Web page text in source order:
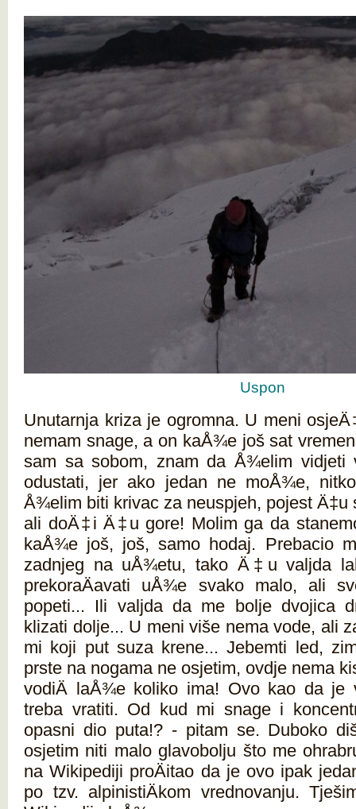
Uspon
Unutarnja kriza je ogromna. U meni
nemam snage, a on kaÅ¾e još sat
sam sa sobom, znam da Å¾elim vidjeti
odustati, jer ako jedan ne moÅ¾e,
Å¾elim biti krivac za neuspjeh, pojest Ä‡u
ali doÄ‡i Ä‡u gore! Molim ga da
kaÅ¾e još, još, samo hodaj. Prebacio
zadnjeg na uÅ¾etu, tako Ä‡u valjda
prekoraÄavati uÅ¾e svako malo, ali
popeti... Ili valjda da me bolje dvojica
klizati dolje... U meni više nema vode, ali
mi koji put suza krene... Jebemti led,
prste na nogama ne osjetim, ovdje nema
vodiÄ laÅ¾e koliko ima! Ovo kao da je
treba vratiti. Od kud mi snage i
opasni dio puta!? - pitam se. Duboko
osjetim niti malo glavobolju što me
na Wikipediji proÄitao da je ovo ipak
po tzv. alpinistiÄkom vrednovanju.